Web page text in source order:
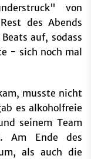
von
des Abends
auf, sodass
- sich noch mal
musste nicht
es alkoholfreie
seinem Team
Am Ende des
als auch die